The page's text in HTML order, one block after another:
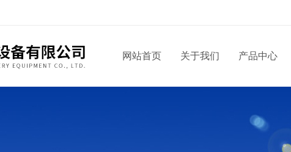
网站首页 关于我们 产品中心